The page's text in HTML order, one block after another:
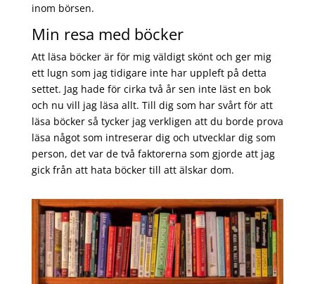
inom börsen.
Min resa med böcker
Att läsa böcker är för mig väldigt skönt och ger mig
ett lugn som jag tidigare inte har uppleft på detta
settet. Jag hade för cirka två år sen inte läst en bok
och nu vill jag läsa allt. Till dig som har svårt för att
läsa böcker så tycker jag verkligen att du borde prova
läsa något som intreserar dig och utvecklar dig som
person, det var de två faktorerna som gjorde att jag
gick från att hata böcker till att älskar dom.